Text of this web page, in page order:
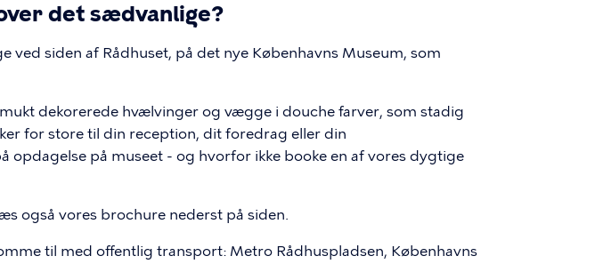
det sædvanlige?
ved siden af Rådhuset, på det nye Københavns Museum, som
dekorerede hvælvinger og vægge i douche farver, som stadig
for store til din reception, dit foredrag eller din
på museet - og hvorfor ikke booke en af vores dygtige
også vores brochure nederst på siden.
til med offentlig transport: Metro Rådhuspladsen, Københavns